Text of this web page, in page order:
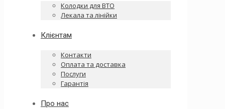
Колодки для ВТО
Лекала та лінійки
Клієнтам
Контакти
Оплата та доставка
Послуги
Гарантія
Про нас